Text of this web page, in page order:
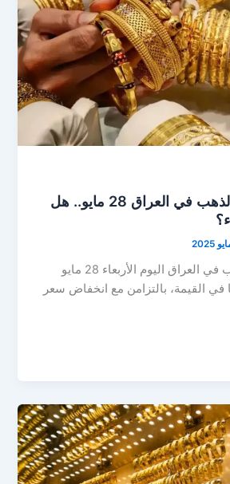
انخفاض أسعار الذهب في العراق 28 مايو.. هل
شهدت أسعار الذهب في العراق اليوم الأربعاء 28 مايو
في القيمة، بالتزامن مع انخفاض سعر